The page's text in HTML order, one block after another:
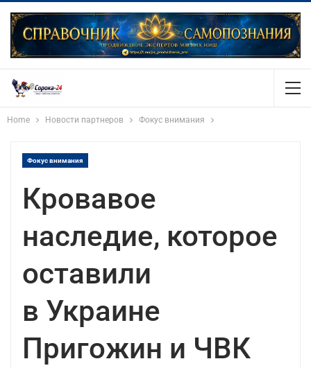
Home Новости партнеров Фокус внимания
Фокус внимания
Кровавое
наследие, которое
оставили
в Украине
Пригожин и ЧВК